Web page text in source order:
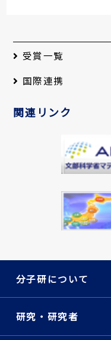
2023-12-05
受賞一覧
国際連携
関連リンク
分子研について
研究・研究者